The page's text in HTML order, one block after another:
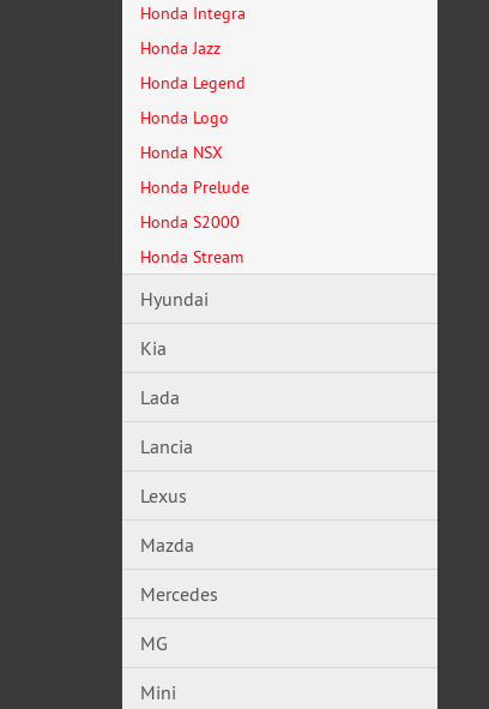
Honda Integra
Honda Jazz
Honda Legend
Honda Logo
Honda NSX
Honda Prelude
Honda S2000
Honda Stream
Hyundai
Kia
Lada
Lancia
Lexus
Mazda
Mercedes
MG
Mini